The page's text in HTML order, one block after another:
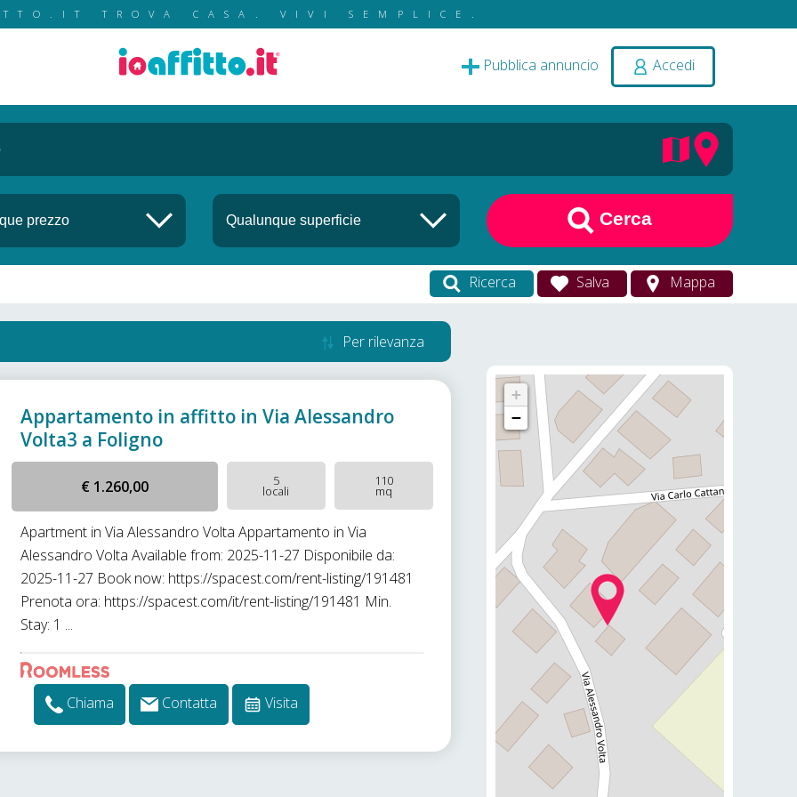
TROVA CASA. VIVI SEMPLICE.
Pubblica annuncio Accedi
Cerca
Ricerca Salva Mappa
Per rilevanza
Appartamento in affitto in Via Alessandro
Volta3 a Foligno
€ 1.260,00 5
locali
110
mq
Apartment in Via Alessandro Volta Appartamento in Via
Alessandro Volta Available from: 2025-11-27 Disponibile da:
2025-11-27 Book now: https://spacest.com/rent-listing/191481
Prenota ora: https://spacest.com/it/rent-listing/191481 Min.
Stay: 1 ...
Chiama Contatta Visita
+
−